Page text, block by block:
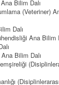
Bilim Dalı
(Veteriner)
Dalı
Ana Bilim
Bilim Dalı